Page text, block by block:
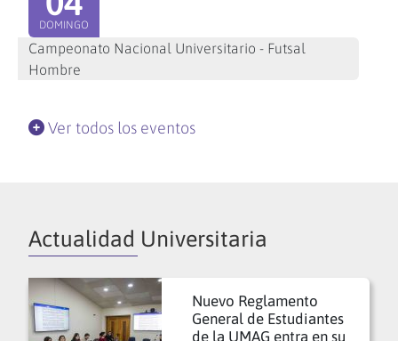
DOMINGO
Campeonato Nacional Universitario - Futsal
Hombre
Ver todos los eventos
Actualidad Universitaria
Nuevo Reglamento
General de Estudiantes
de la UMAG entra en su